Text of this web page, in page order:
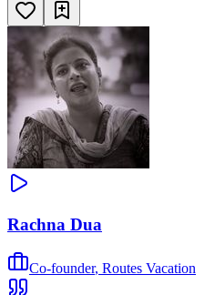
Rachna Dua
Co-founder, Routes Vacation